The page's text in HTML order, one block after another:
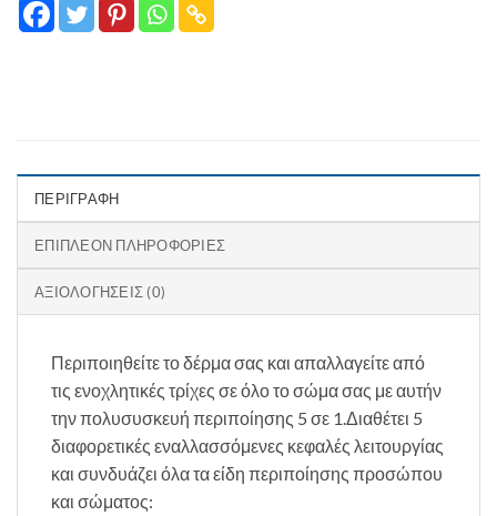
ΠΕΡΙΓΡΑΦΉ
ΕΠΙΠΛΈΟΝ ΠΛΗΡΟΦΟΡΊΕΣ
ΑΞΙΟΛΟΓΉΣΕΙΣ (0)
Περιποιηθείτε το δέρμα σας και απαλλαγείτε από
τις ενοχλητικές τρίχες σε όλο το σώμα σας με αυτήν
την πολυσυσκευή περιποίησης 5 σε 1.Διαθέτει 5
διαφορετικές εναλλασσόμενες κεφαλές λειτουργίας
και συνδυάζει όλα τα είδη περιποίησης προσώπου
και σώματος: